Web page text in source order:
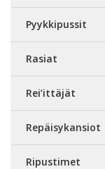
Pyykkipussit
Rasiat
Rei’ittäjät
Repäisykansiot
Ripustimet